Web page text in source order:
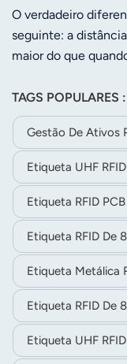
O verdadeiro
seguinte: a
maior do que
reciclagem,
função magnética;
impressão
amplamente
exemplo, na gestão
ativos de centros
TAGS POPULARES :
Gestão De Ativos
Etiqueta UHF
Etiqueta RFID
Etiqueta RFID De
Etiqueta Metálica
Etiqueta RFID De
Etiqueta UHF